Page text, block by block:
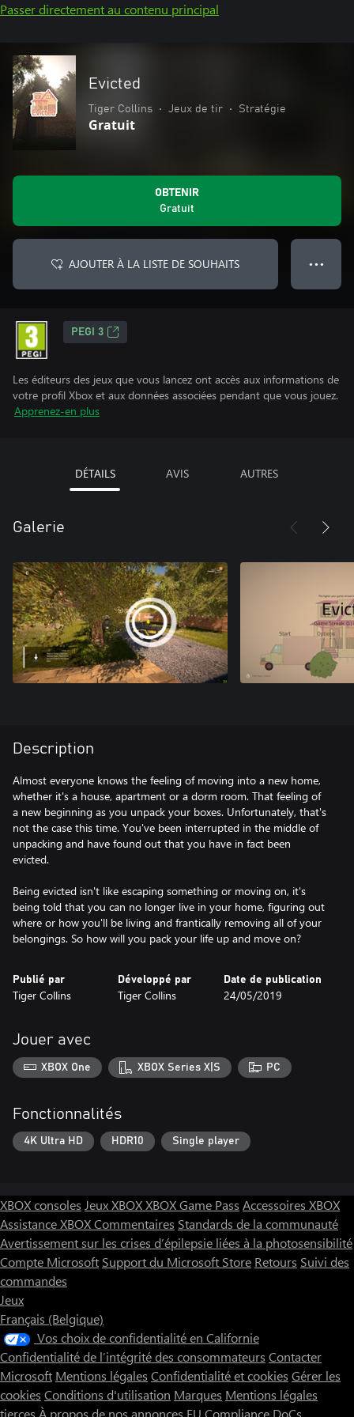
Passer directement au contenu principal
Evicted
Tiger Collins • Jeux de tir • Stratégie
Gratuit
OBTENIR
Gratuit
AJOUTER À LA LISTE DE SOUHAITS ● ● ●
PEGI 3
Les éditeurs des jeux que vous lancez ont accès aux informations de
votre profil Xbox et aux données associées pendant que vous jouez.
Apprenez-en plus
DÉTAILS AVIS AUTRES
Galerie
Description
Almost everyone knows the feeling of moving into a new home,
whether it's a house, apartment or a dorm room. That feeling of
a new beginning as you unpack your boxes. Unfortunately, that's
not the case this time. You've been interrupted in the middle of
unpacking and have found out that you have in fact been
evicted.
Being evicted isn't like escaping something or moving on, it's
being told that you can no longer live in your home, figuring out
where or how you'll be living and frantically removing all of your
belongings. So how will you pack your life up and move on?
Publié par
Tiger Collins
Développé par
Tiger Collins
Date de publication
24/05/2019
Jouer avec
XBOX One XBOX Series X|S PC
Fonctionnalités
4K Ultra HD HDR10 Single player
XBOX consoles Jeux XBOXXBOX Game Pass Accessoires XBOX
Assistance XBOXCommentaires Standards de la communauté
Avertissement sur les crises d’épilepsie liées à la photosensibilité
Compte Microsoft Support du Microsoft Store Retours Suivi des
commandes
Jeux
Français (Belgique)
Vos choix de confidentialité en Californie
Confidentialité de l’intégrité des consommateurs Contacter
Microsoft Mentions légales Confidentialité et cookies Gérer les
cookies Conditions d'utilisation Marques Mentions légales
tierces À propos de nos annonces EU Compliance DoCs